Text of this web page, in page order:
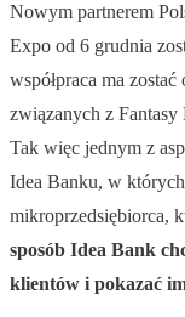
Nowym partnerem
Expo od 6 grudnia
współpraca ma
związanych z
Tak więc jednym z
Idea Banku, w
mikroprzedsiębiorca,
sposób Idea Bank
klientów i pokazać